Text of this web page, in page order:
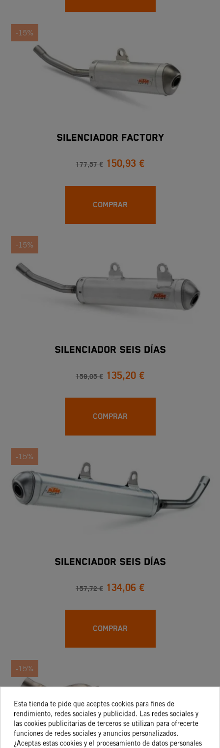
-15%
SILENCIADOR FACTORY
177,57 € 150,93 €
COMPRAR
-15%
SILENCIADOR SEIS DÍAS
159,05 € 135,20 €
COMPRAR
-15%
SILENCIADOR SEIS DÍAS
157,72 € 134,06 €
COMPRAR
-15%
Esta tienda te pide que aceptes cookies para fines de
rendimiento, redes sociales y publicidad. Las redes sociales y
las cookies publicitarias de terceros se utilizan para ofrecerte
funciones de redes sociales y anuncios personalizados.
¿Aceptas estas cookies y el procesamiento de datos personales